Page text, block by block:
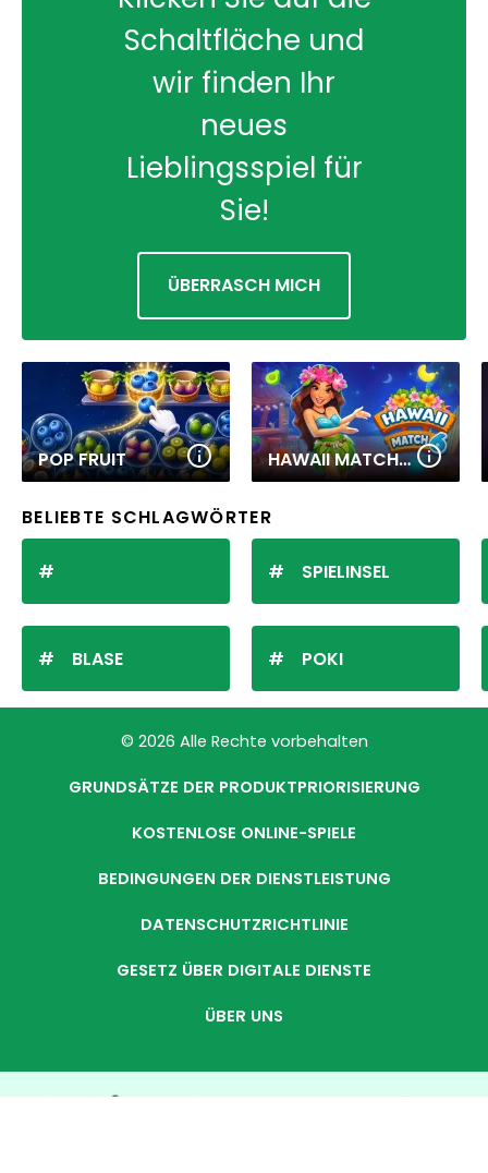
Schaltfläche und
wir finden Ihr
neues
Lieblingsspiel für
Sie!
ÜBERRASCH MICH
POP FRUIT HAWAII MATCH 6
BELIEBTE SCHLAGWÖRTER
BLASE
SPIELINSEL
POKI
© 2026 Alle Rechte vorbehalten
GRUNDSÄTZE DER PRODUKTPRIORISIERUNG
KOSTENLOSE ONLINE-SPIELE
BEDINGUNGEN DER DIENSTLEISTUNG
DATENSCHUTZRICHTLINIE
GESETZ ÜBER DIGITALE DIENSTE
ÜBER UNS